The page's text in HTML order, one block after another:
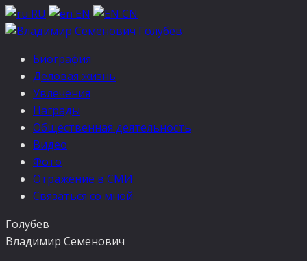
RU EN CN
Биография
Деловая жизнь
Увлечения
Награды
Общественная деятельность
Видео
Фото
Отражение в СМИ
Связаться со мной
Голубев
Владимир Семенович